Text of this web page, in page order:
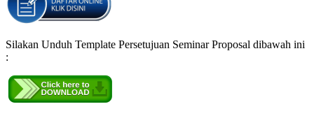
Silakan Unduh Template Persetujuan Seminar Proposal dibawah ini
: